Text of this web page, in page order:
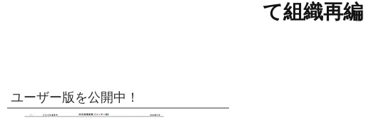
て組織再編
ユーザー版を公開中！